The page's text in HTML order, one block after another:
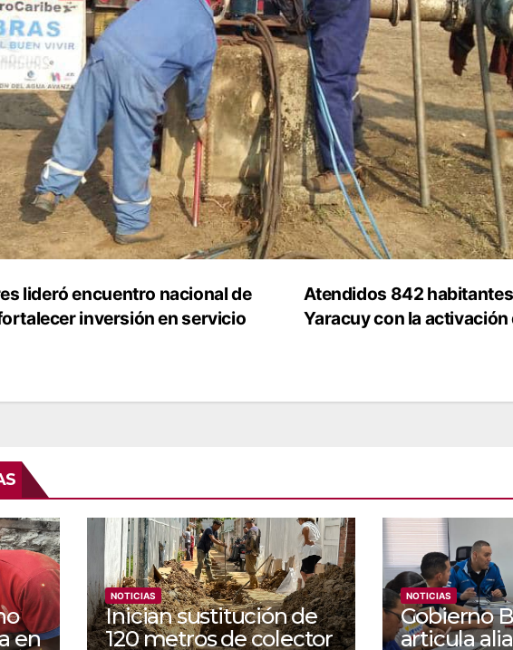
Atendidos 842 habitantes
Yaracuy con la activación
lideró encuentro nacional de
inversión en servicio
en
NOTICIAS
Inician sustitución de
120 metros de colector
NOTICIAS
Gobierno
articula